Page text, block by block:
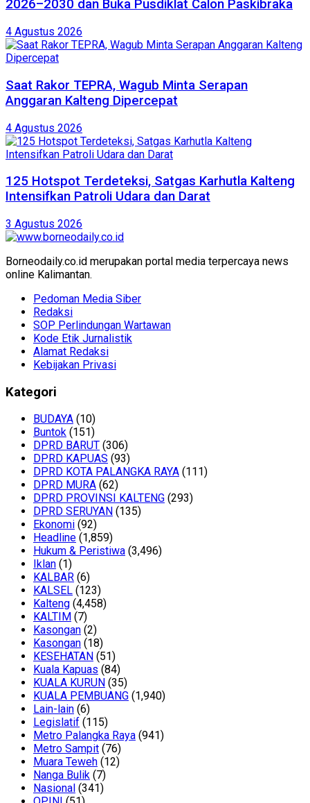
2026–2030 dan Buka Pusdiklat Calon Paskibraka
4 Agustus 2026
Saat Rakor TEPRA, Wagub Minta Serapan
Anggaran Kalteng Dipercepat
4 Agustus 2026
125 Hotspot Terdeteksi, Satgas Karhutla Kalteng
Intensifkan Patroli Udara dan Darat
3 Agustus 2026
Borneodaily.co.id merupakan portal media terpercaya news
online Kalimantan.
Pedoman Media Siber
Redaksi
SOP Perlindungan Wartawan
Kode Etik Jurnalistik
Alamat Redaksi
Kebijakan Privasi
Kategori
BUDAYA (10)
Buntok (151)
DPRD BARUT (306)
DPRD KAPUAS (93)
DPRD KOTA PALANGKA RAYA (111)
DPRD MURA (62)
DPRD PROVINSI KALTENG (293)
DPRD SERUYAN (135)
Ekonomi (92)
Headline (1,859)
Hukum & Peristiwa (3,496)
Iklan (1)
KALBAR (6)
KALSEL (123)
Kalteng (4,458)
KALTIM (7)
Kasongan (2)
Kasongan (18)
KESEHATAN (51)
Kuala Kapuas (84)
KUALA KURUN (35)
KUALA PEMBUANG (1,940)
Lain-lain (6)
Legislatif (115)
Metro Palangka Raya (941)
Metro Sampit (76)
Muara Teweh (12)
Nanga Bulik (7)
Nasional (341)